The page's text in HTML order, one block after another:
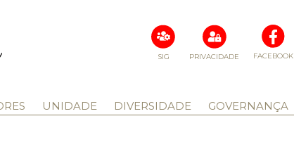
FACEBOOK
PRIVACIDADE
SIG
UNIDADE DIVERSIDADE GOVERNANÇA